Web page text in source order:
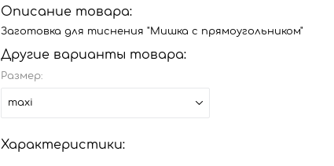
Описание товара:
Заготовка для тиснения "Мишка с прямоугольником"
Другие варианты товара:
Размер:
maxi
Характеристики: